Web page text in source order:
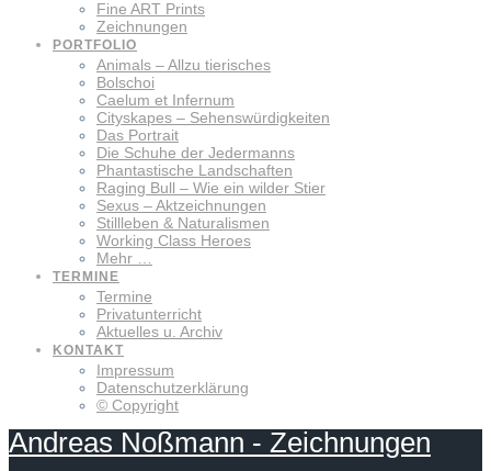
Fine ART Prints
Zeichnungen
PORTFOLIO
Animals – Allzu tierisches
Bolschoi
Caelum et Infernum
Cityskapes – Sehenswürdigkeiten
Das Portrait
Die Schuhe der Jedermanns
Phantastische Landschaften
Raging Bull – Wie ein wilder Stier
Sexus – Aktzeichnungen
Stillleben & Naturalismen
Working Class Heroes
Mehr …
TERMINE
Termine
Privatunterricht
Aktuelles u. Archiv
KONTAKT
Impressum
Datenschutzerklärung
© Copyright
Andreas Noßmann - Zeichnungen